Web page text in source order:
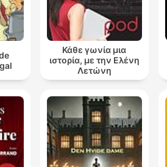
Κάθε γωνία μια
ιστορία, με την Ελένη
Λετώνη